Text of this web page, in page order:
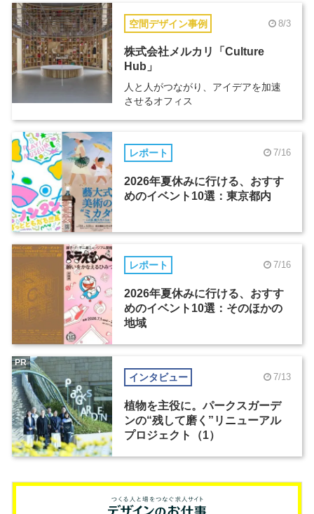
空間デザイン事例 8/3
株式会社メルカリ「Culture
Hub」
人と人がつながり、アイデアを加速
させるオフィス
レポート 7/16
2026年夏休みに行ける、おすす
めのイベント10選：東京都内
レポート 7/16
2026年夏休みに行ける、おすす
めのイベント10選：そのほかの
地域
インタビュー 7/13
植物を主役に。パークスガーデ
ンの“残して磨く”リニューアル
プロジェクト（1）
PR